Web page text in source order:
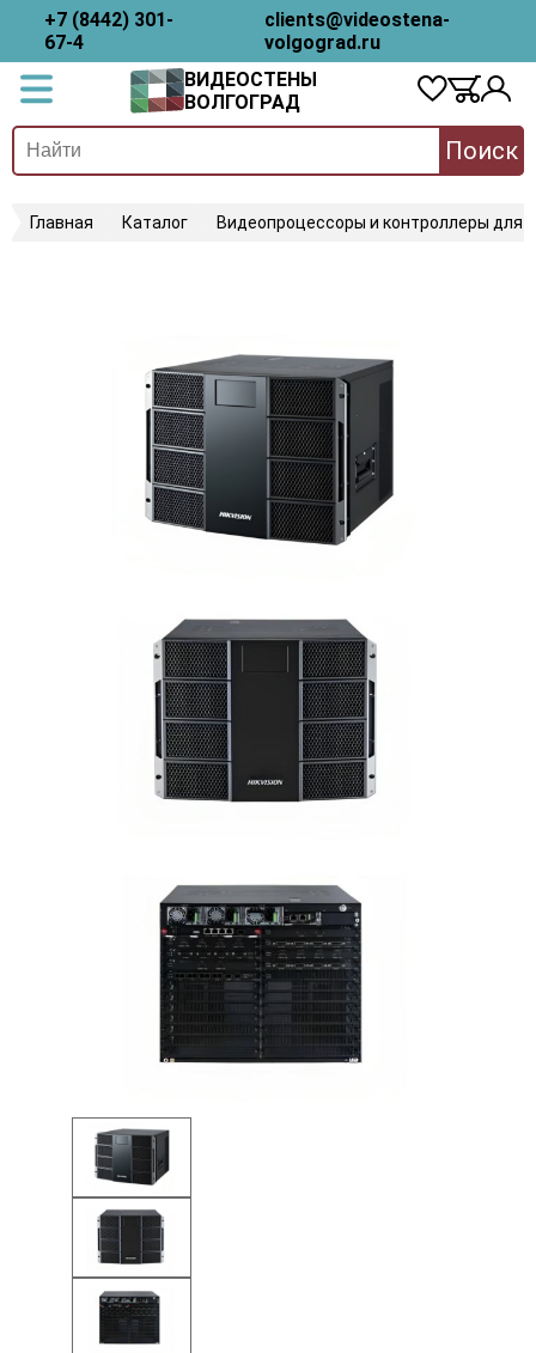
+7 (8442) 301-
67-4
clients@videostena-
volgograd.ru
ВИДЕОСТЕНЫ
ВОЛГОГРАД
Поиск
Главная Каталог Видеопроцессоры и контроллеры для